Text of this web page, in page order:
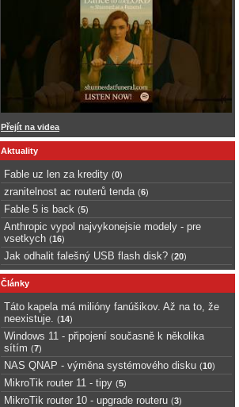
Přejít na videa
Aktuality
Fable uz len za kredity (0)
zranitelnost ac routerů tenda (6)
Fable 5 is back (5)
Anthropic vypol najvykonejsie modely - pre
vsetkych (16)
Jak odhalit falešný USB flash disk? (20)
Články
Táto kapela má milióny fanúšikov. Až na to, že
neexistuje.
(14)
Windows 11 - připojení současně k několika
sítím (7)
NAS QNAP - výměna systémového disku (10)
MikroTik router 11 - tipy (5)
MikroTik router 10 - upgrade routeru (3)